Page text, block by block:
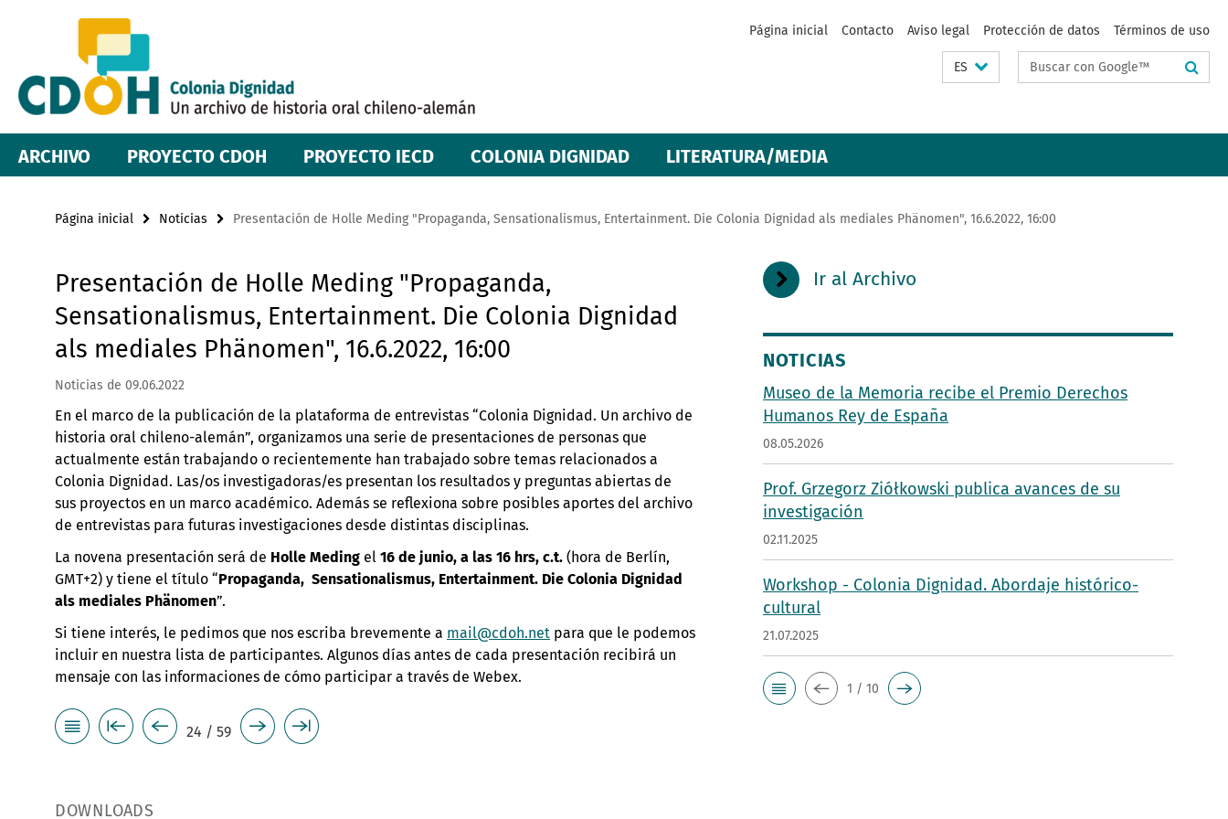
Inhalt
Herramientas
navegación
Página inicial Contacto Aviso legal Protección de datos Términos de uso
ES Suchbegriffe
ARCHIVO PROYECTO CDOH PROYECTO IECD COLONIA DIGNIDAD LITERATURA/MEDIA
Página inicial Noticias Presentación de Holle Meding "Propaganda, Sensationalismus, Entertainment. Die Colonia Dignidad als mediales Phänomen", 16.6.2022, 16:00
Presentación de Holle Meding "Propaganda,
Sensationalismus, Entertainment. Die Colonia Dignidad
als mediales Phänomen", 16.6.2022, 16:00
Noticias de 09.06.2022
En el marco de la publicación de la plataforma de entrevistas “Colonia Dignidad. Un archivo de
historia oral chileno-alemán”, organizamos una serie de presentaciones de personas que
actualmente están trabajando o recientemente han trabajado sobre temas relacionados a
Colonia Dignidad. Las/os investigadoras/es presentan los resultados y preguntas abiertas de
sus proyectos en un marco académico. Además se reflexiona sobre posibles aportes del archivo
de entrevistas para futuras investigaciones desde distintas disciplinas.
La novena presentación será de Holle Meding el 16 de junio, a las 16 hrs, c.t. (hora de Berlín,
GMT+2) y tiene el título “Propaganda, Sensationalismus, Entertainment. Die Colonia Dignidad
als mediales Phänomen”.
Si tiene interés, le pedimos que nos escriba brevemente a mail@cdoh.net para que le podemos
incluir en nuestra lista de participantes. Algunos días antes de cada presentación recibirá un
mensaje con las informaciones de cómo participar a través de Webex.
24 / 59
DOWNLOADS
Ir al Archivo
NOTICIAS
Museo de la Memoria recibe el Premio Derechos
Humanos Rey de España
08.05.2026
Prof. Grzegorz Ziółkowski publica avances de su
investigación
02.11.2025
Workshop - Colonia Dignidad. Abordaje histórico-
cultural
21.07.2025
1 / 10